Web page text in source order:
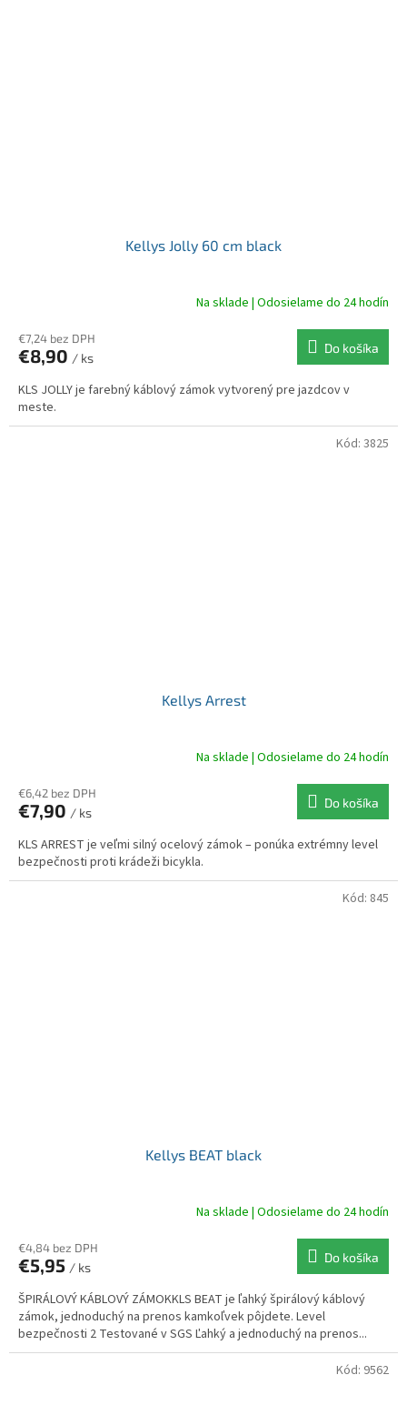
Kellys Jolly 60 cm black
Na sklade | Odosielame do 24 hodín
€7,24 bez DPH
€8,90 / ks
Do košíka
KLS JOLLY je farebný káblový zámok vytvorený pre jazdcov v
meste.
Kellys Arrest
Na sklade | Odosielame do 24 hodín
€6,42 bez DPH
€7,90 / ks
Do košíka
KLS ARREST je veľmi silný ocelový zámok – ponúka extrémny level
bezpečnosti proti krádeži bicykla.
Kód: 3825
Kellys BEAT black
Na sklade | Odosielame do 24 hodín
€4,84 bez DPH
€5,95 / ks
Do košíka
ŠPIRÁLOVÝ KÁBLOVÝ ZÁMOKKLS BEAT je ľahký špirálový káblový
zámok, jednoduchý na prenos kamkoľvek pôjdete. Level
bezpečnosti 2 Testované v SGS Ľahký a jednoduchý na prenos...
Kód: 845
Kód: 9562